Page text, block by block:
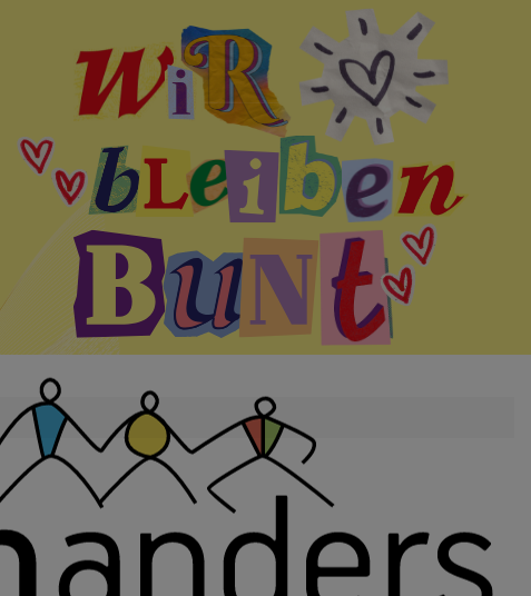
aufführen, die auch das Thema Homosexualität in